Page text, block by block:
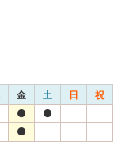
金 土 日 祝